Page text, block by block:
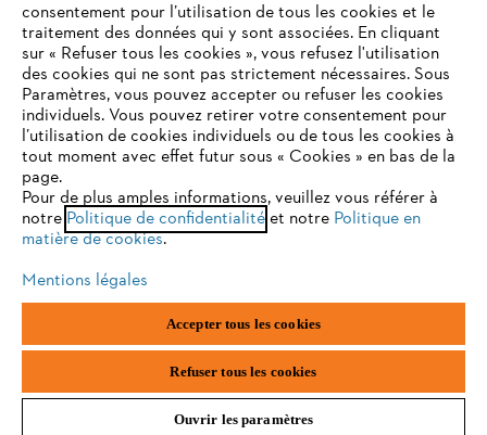
Politique de protection des données
Mentions légales Utilisation des cookies
Informations juridiques
België/Belgique
VAT Number: BE 0427.714.768
VOTRE NAVIGATEUR INTERNET
N'EST PLUS PRIS EN CHARGE
Vous utilisez un navigateur Internet que nous ne prenons plus
en charge, et certaines fonctionnalités de notre site ne
peuvent fonctionner correctement. Pour une utilisation
optimale de notre site, nous vous recommandons de passer à
l'un des navigateurs suivants :
firefox chrome
edge
consentement pour l’utilisation de tous les cookies et le
traitement des données qui y sont associées. En cliquant
sur « Refuser tous les cookies », vous refusez l'utilisation
des cookies qui ne sont pas strictement nécessaires. Sous
Paramètres, vous pouvez accepter ou refuser les cookies
individuels. Vous pouvez retirer votre consentement pour
l’utilisation de cookies individuels ou de tous les cookies à
tout moment avec effet futur sous « Cookies » en bas de la
page.
Pour de plus amples informations, veuillez vous référer à
notre Politique de confidentialitéet notre Politique en
matière de cookies.
Mentions légales
Accepter tous les cookies
Refuser tous les cookies
Ouvrir les paramètres